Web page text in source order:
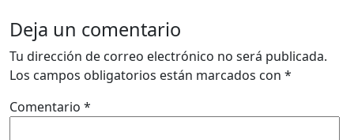
Deja un comentario
Tu dirección de correo electrónico no será publicada.
Los campos obligatorios están marcados con *
Comentario *